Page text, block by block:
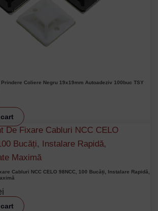
Coliere Negru 19x19mm Autoadeziv 100buc TSY
Cabluri NCC CELO 98NCC, 100 Bucăți, Instalare Rapidă,